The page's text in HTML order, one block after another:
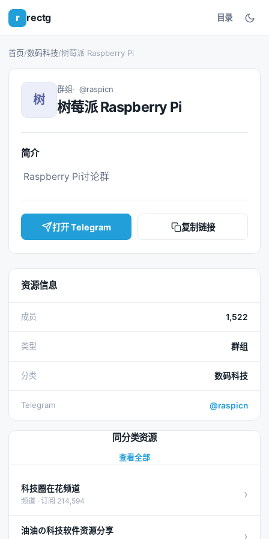
r rectg 目录
首页/数码科技/树莓派 Raspberry Pi
树
群组 @raspicn
树莓派 Raspberry Pi
简介
Raspberry Pi讨论群
打开 Telegram 复制链接
资源信息
成员 1,522
类型 群组
分类 数码科技
Telegram @raspicn
同分类资源
查看全部
科技圈在花频道
频道 · 订阅 214,594 ›
油油の科技软件资源分享 ›